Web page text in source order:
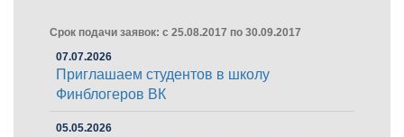
Срок подачи заявок: с 25.08.2017 по 30.09.2017
07.07.2026
Приглашаем студентов в школу
Финблогеров ВК
05.05.2026